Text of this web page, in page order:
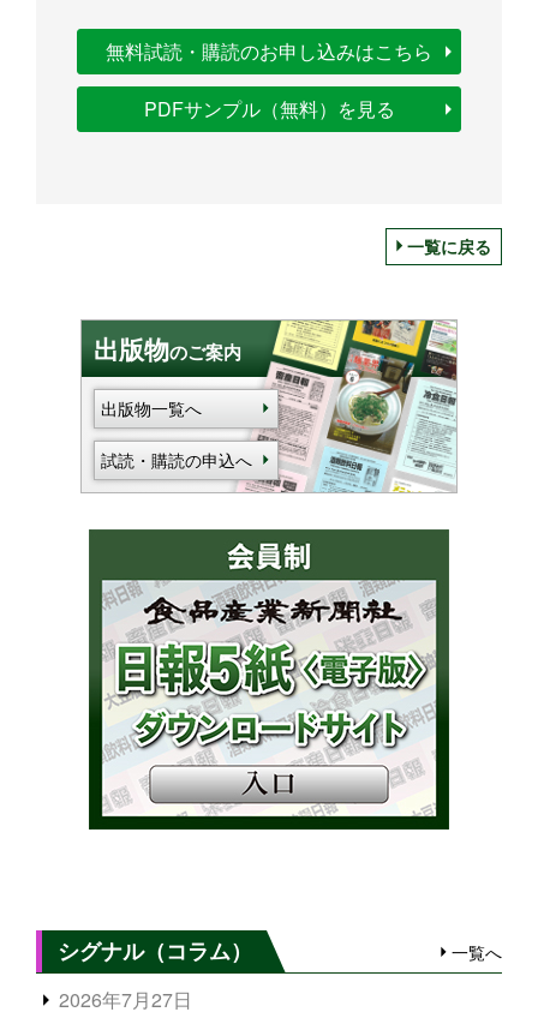
無料試読・購読のお申し込みはこちら
PDFサンプル（無料）を見る
一覧に戻る
出版物のご案内
出版物一覧へ
試読・購読の申込へ
シグナル（コラム） 一覧へ
2026年7月27日